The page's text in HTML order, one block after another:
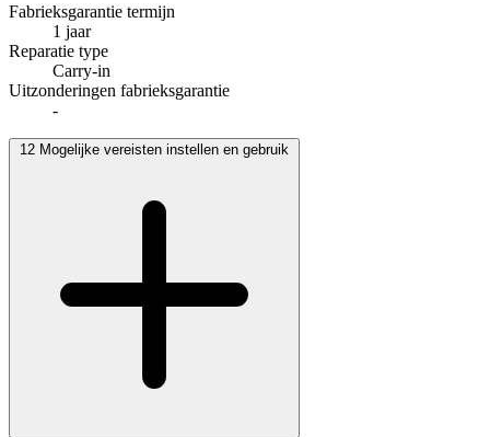
Fabrieksgarantie termijn
1 jaar
Reparatie type
Carry-in
Uitzonderingen fabrieksgarantie
-
12 Mogelijke vereisten instellen en gebruik